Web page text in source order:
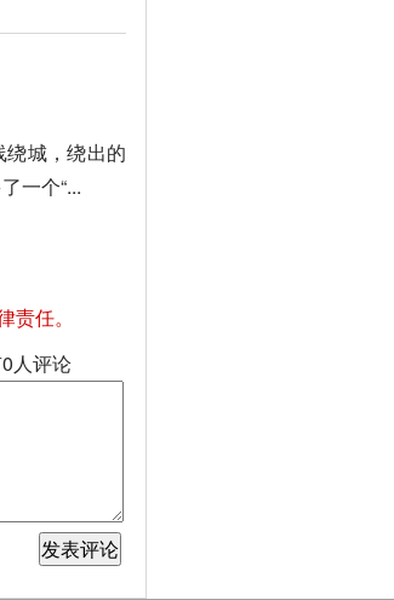
城，绕出的
一个“...
任。
0人评论